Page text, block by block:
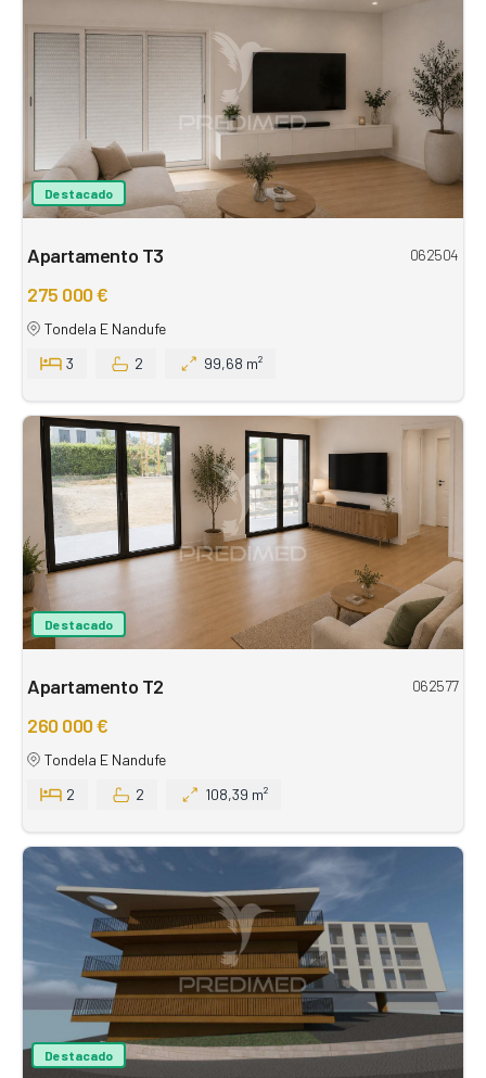
Destacado
Apartamento T3 062504
275 000 €
Tondela E Nandufe
3
2 99,68 m²
Destacado
Apartamento T2 062577
260 000 €
Tondela E Nandufe
2
2 108,39 m²
Destacado